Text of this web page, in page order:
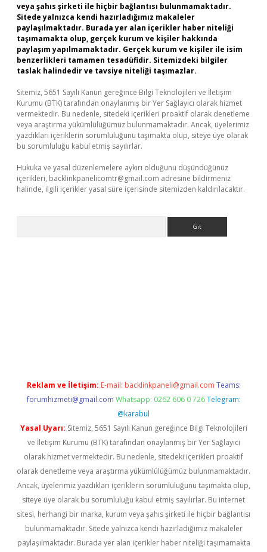
veya şahıs şirketi ile hiçbir bağlantısı bulunmamaktadır.
Sitede yalnızca kendi hazırladığımız makaleler
paylaşılmaktadır. Burada yer alan içerikler haber niteliği
taşımamakta olup, gerçek kurum ve kişiler hakkında
paylaşım yapılmamaktadır. Gerçek kurum ve kişiler ile isim
benzerlikleri tamamen tesadüfidir. Sitemizdeki bilgiler
taslak halindedir ve tavsiye niteliği taşımazlar.
Sitemiz, 5651 Sayılı Kanun gereğince Bilgi Teknolojileri ve İletişim
Kurumu (BTK) tarafından onaylanmış bir Yer Sağlayıcı olarak hizmet
vermektedir. Bu nedenle, sitedeki içerikleri proaktif olarak denetleme
veya araştırma yükümlülüğümüz bulunmamaktadır. Ancak, üyelerimiz
yazdıkları içeriklerin sorumluluğunu taşımakta olup, siteye üye olarak
bu sorumluluğu kabul etmiş sayılırlar.
Hukuka ve yasal düzenlemelere aykırı olduğunu düşündüğünüz
içerikleri, backlinkpanelicomtr@gmail.com adresine bildirmeniz
halinde, ilgili içerikler yasal süre içerisinde sitemizden kaldırılacaktır.
Reklam ve İletişim: E-mail: backlinkpaneli@gmail.com Teams:
forumhizmeti@gmail.com Whatsapp: 0262 606 0 726 Telegram:
@karabul
Yasal Uyarı: Sitemiz, 5651 Sayılı Kanun gereğince Bilgi Teknolojileri
ve İletişim Kurumu (BTK) tarafından onaylanmış bir Yer Sağlayıcı
olarak hizmet vermektedir. Bu nedenle, sitedeki içerikleri proaktif
olarak denetleme veya araştırma yükümlülüğümüz bulunmamaktadır.
Ancak, üyelerimiz yazdıkları içeriklerin sorumluluğunu taşımakta olup,
siteye üye olarak bu sorumluluğu kabul etmiş sayılırlar. Bu internet
sitesi, herhangi bir marka, kurum veya şahıs şirketi ile hiçbir bağlantısı
bulunmamaktadır. Sitede yalnızca kendi hazırladığımız makaleler
paylaşılmaktadır. Burada yer alan içerikler haber niteliği taşımamakta